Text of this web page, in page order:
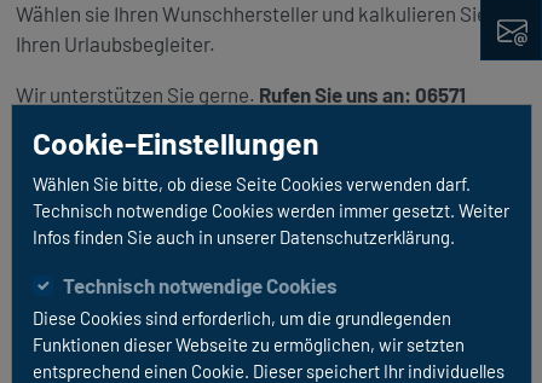
Wählen sie Ihren Wunschhersteller und kalkulieren Sie
Ihren Urlaubsbegleiter.
Wir unterstützen Sie gerne. Rufen Sie uns an: 06571
KONFIGURATOR STARTEN
Unsere Marken:
Cookie-Einstellungen
Wählen Sie bitte, ob diese Seite Cookies verwenden darf.
Technisch notwendige Cookies werden immer gesetzt. Weiter
Infos finden Sie auch in unserer Datenschutzerklärung.
Technisch notwendige Cookies
Diese Cookies sind erforderlich, um die grundlegenden
Funktionen dieser Webseite zu ermöglichen, wir setzten
entsprechend einen Cookie. Dieser speichert Ihr individuelles